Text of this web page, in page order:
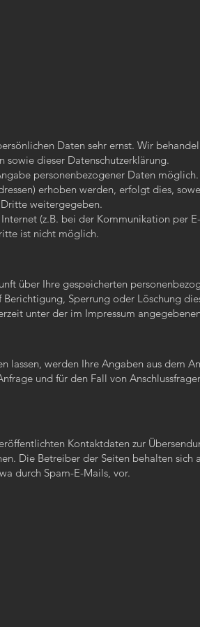
Daten sehr ernst. Wir
sowie dieser Datenschutzerklärung.
personenbezogener Daten
erhoben werden, erfolgt dies,
weitergegeben.
(z.B. bei der Kommunikation per
ist nicht möglich.
über Ihre gespeicherten
Sperrung oder Löschung
unter der im Impressum
lassen, werden Ihre Angaben aus dem
und für den Fall von
Kontaktdaten zur
Die Betreiber der Seiten behalten sich
durch Spam-E-Mails, vor.